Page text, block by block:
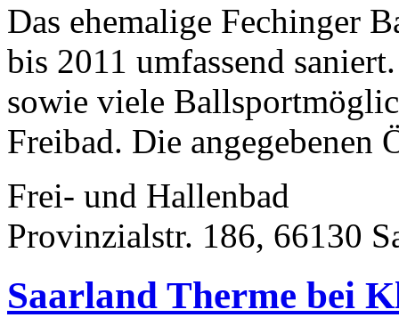
Das ehemalige Fechinger
bis 2011 umfassend
sowie viele
Freibad. Die angegebenen
Frei- und Hallenbad
Provinzialstr. 186, 66130
Saarland Therme bei